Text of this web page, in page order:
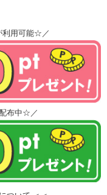
利用可能☆／
布中☆／